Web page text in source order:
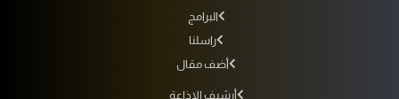
البرامج
راسلنا
أضف مقال
أرشيف الإذاعة